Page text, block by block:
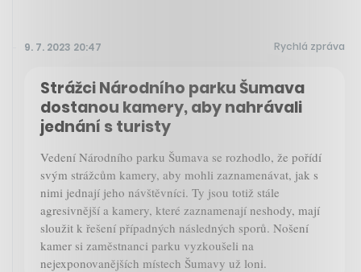
9. 7. 2023 20:47 Rychlá zpráva
Strážci Národního parku Šumava
dostanou kamery, aby nahrávali
jednání s turisty
Vedení Národního parku Šumava se rozhodlo, že pořídí
svým strážcům kamery, aby mohli zaznamenávat, jak s
nimi jednají jeho návštěvníci. Ty jsou totiž stále
agresivnější a kamery, které zaznamenají neshody, mají
sloužit k řešení případných následných sporů. Nošení
kamer si zaměstnanci parku vyzkoušeli na
nejexponovanějších místech Šumavy už loni.